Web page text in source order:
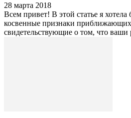
28 марта 2018
Всем привет! В этой статье я хотела
косвенные признаки
свидетельствующие о том, что ваши